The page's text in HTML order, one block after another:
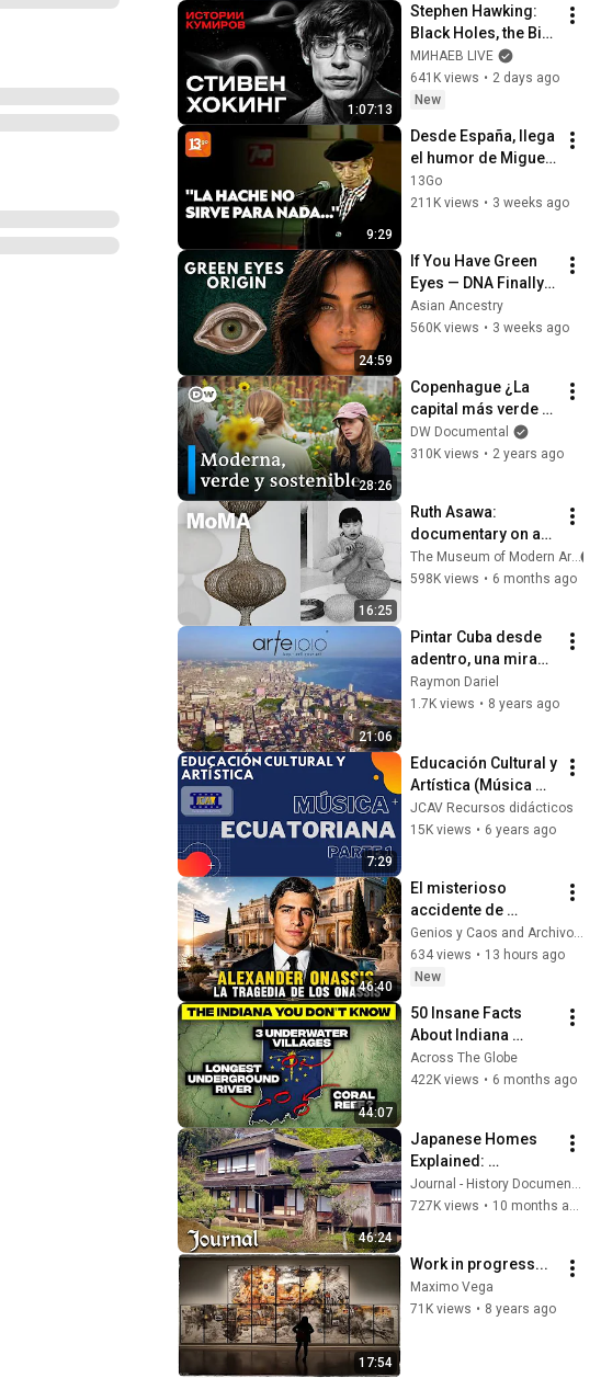
1:07:13
Stephen Hawking:
Black Holes, the Big
Bang, and the End of
the Universe / Idol
Stories / MINAEV
МИНАЕВ LIVE
641K views • 2 days ago
New
9:29
Desde España, llega
el humor de Miguel
Gila
13Go
211K views • 3 weeks ago
24:59
If You Have Green
Eyes — DNA Finally
Revealed Where
They Really Come
Asian Ancestry
560K views • 3 weeks ago
28:26
Copenhague ¿La
capital más verde
del mundo? | DW
Documental
DW Documental
310K views • 2 years ago
16:25
Ruth Asawa:
documentary on an
artist who worked
every minute | HOW
The Museum of Modern Art
598K views • 6 months ago
21:06
Pintar Cuba desde
adentro, una mirada
a la obra de cinco
pintores cubanos
Raymon Dariel
1.7K views • 8 years ago
7:29
Educación Cultural y
Artística (Música
Ecuatoriana) Parte 1
JCAV Recursos didácticos
15K views • 6 years ago
46:40
El misterioso
accidente de
Alexander Onassis
sigue dejando
preguntas más de
después
Genios y Caos and Archivos De La Historia | Andrey
634 views • 13 hours ago
New
44:07
50 Insane Facts
About Indiana
(You’ve Never
Heard)
Across The Globe
422K views • 6 months ago
46:24
Japanese Homes
Explained:
Minimalism, Craft,
and Tradition
727K views •
17:54
Work in progress...
Maximo Vega
71K views • 8 years ago